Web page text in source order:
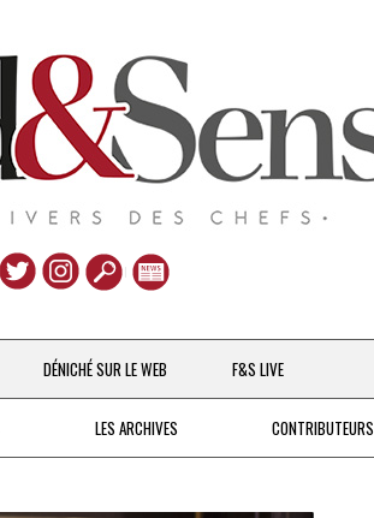
Aller
au
contenu
DÉNICHÉ SUR LE WEB F&S LIVE
LES ARCHIVES CONTRIBUTEURS